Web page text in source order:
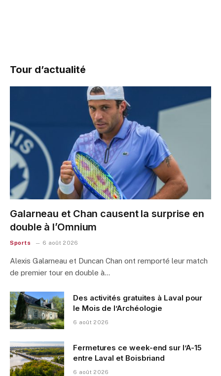
Tour d’actualité
Galarneau et Chan causent la surprise en
double à l’Omnium
Sports 6 août 2026
Alexis Galarneau et Duncan Chan ont remporté leur match
de premier tour en double à…
Des activités gratuites à Laval pour
le Mois de l’Archéologie
6 août 2026
Fermetures ce week-end sur l’A-15
entre Laval et Boisbriand
6 août 2026